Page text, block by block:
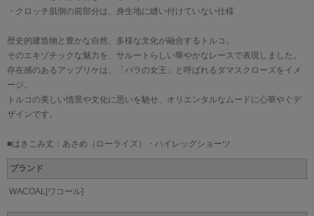
・クロッチ肌側の前部分は、身生地に縫い付けていない仕様
歴史的建造物と豊かな自然、多様な文化が融合するトルコ。
そのエキゾチックな魅力を、サルートらしい華やかなレースで表現しました。
存在感のあるアップリケは、「バラの女王」と呼ばれるダマスクローズをイメ
ージ。
トルコの美しい情景や文化に思いを馳せ、オリエンタルなムードに心華やぐデ
ザインです。
■はきこみ丈：あさめ（ローライズ）・ハイレッグショーツ
ブランド
WACOAL[ワコール]